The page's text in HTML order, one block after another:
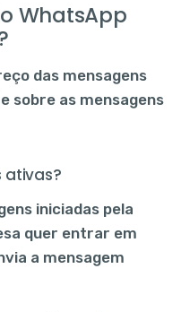
WhatsApp
das mensagens
sobre as mensagens
ativas?
iniciadas pela
quer entrar em
a mensagem